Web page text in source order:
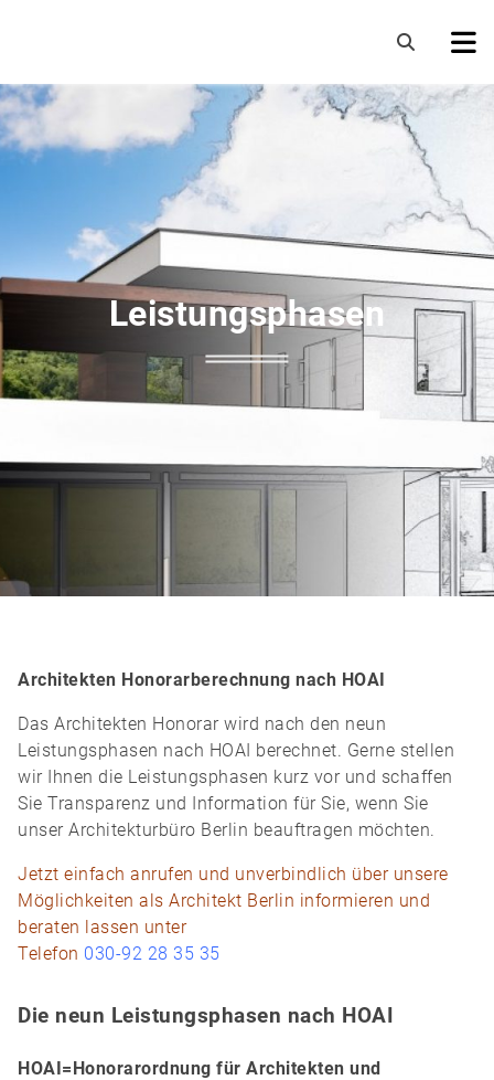
Leistungsphasen
Architekten Honorarberechnung nach HOAI
Das Architekten Honorar wird nach den neun
Leistungsphasen nach HOAI berechnet. Gerne stellen
wir Ihnen die Leistungsphasen kurz vor und schaffen
Sie Transparenz und Information für Sie, wenn Sie
unser Architekturbüro Berlin beauftragen möchten.
Jetzt einfach anrufen und unverbindlich über unsere
Möglichkeiten als Architekt Berlin informieren und
beraten lassen unter
Telefon 030-92 28 35 35
Die neun Leistungsphasen nach HOAI
HOAI=Honorarordnung für Architekten und